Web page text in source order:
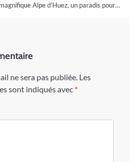
Alpe d’Huez, un paradis pour…
ne sera pas publiée. Les
sont indiqués avec *